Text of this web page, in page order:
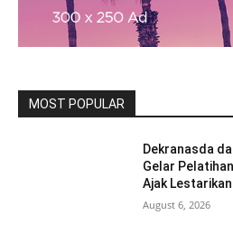
MOST POPULAR
Dekranasda
Gelar
Ajak
August 6, 2026